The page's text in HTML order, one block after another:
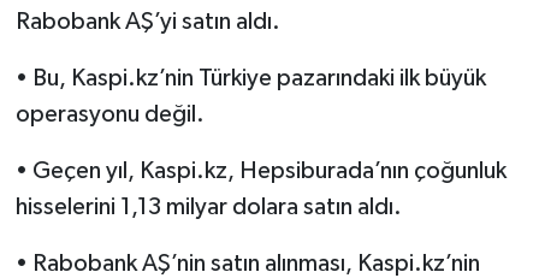
Rabobank AŞ’yi satın aldı.
• Bu, Kaspi.kz’nin Türkiye pazarındaki ilk büyük
operasyonu değil.
• Geçen yıl, Kaspi.kz, Hepsiburada’nın çoğunluk
hisselerini 1,13 milyar dolara satın aldı.
• Rabobank AŞ’nin satın alınması, Kaspi.kz’nin